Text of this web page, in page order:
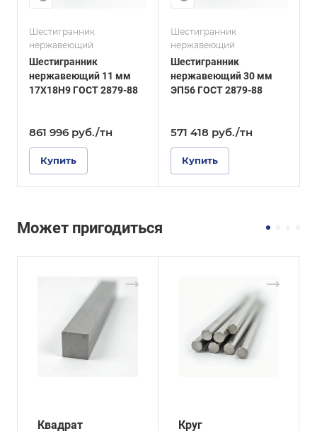
Шестигранник
нержавеющий
Шестигранник
нержавеющий 11 мм
17Х18Н9 ГОСТ 2879-88
861 996 руб./тн
Купить
30
Шестигранник
нержавеющий
Шестигранник
нержавеющий 30 мм
ЭП56 ГОСТ 2879-88
571 418 руб./тн
Купить
8
Может пригодиться
Квадрат Круг